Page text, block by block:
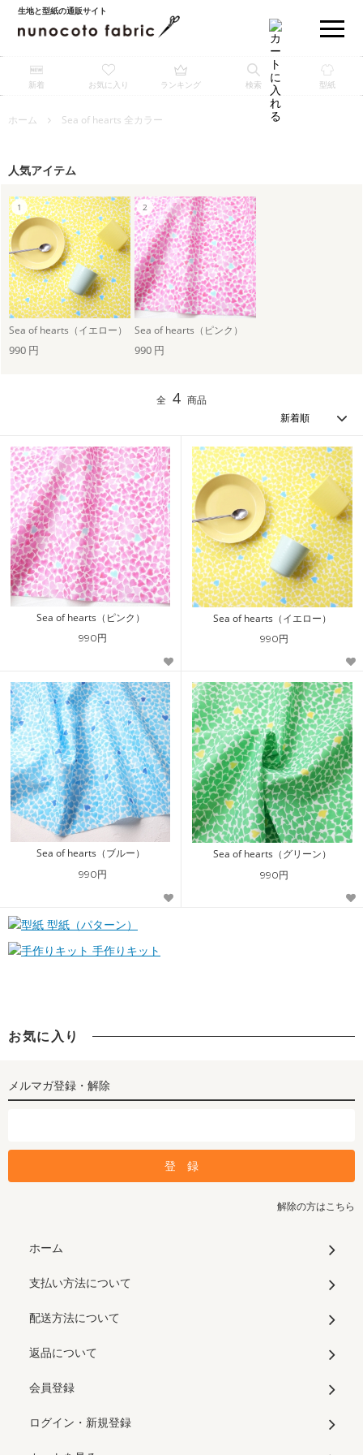
生地と型紙の通販サイト
新着 お気に入り ランキング 検索 型紙
ホーム Sea of hearts 全カラー
人気アイテム
Sea of hearts（イエロー） Sea of hearts（ピンク）
990 円 990 円
全 4 商品
Sea of hearts（ピンク）
990円
Sea of hearts（イエロー）
990円
Sea of hearts（ブルー）
990円
Sea of hearts（グリーン）
990円
型紙（パターン）
手作りキット
お気に入り
メルマガ登録・解除
解除の方はこちら
ホーム
支払い方法について
配送方法について
返品について
会員登録
ログイン・新規登録